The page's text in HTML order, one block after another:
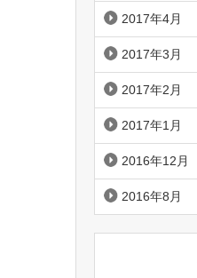
2017年4月
2017年3月
2017年2月
2017年1月
2016年12月
2016年8月